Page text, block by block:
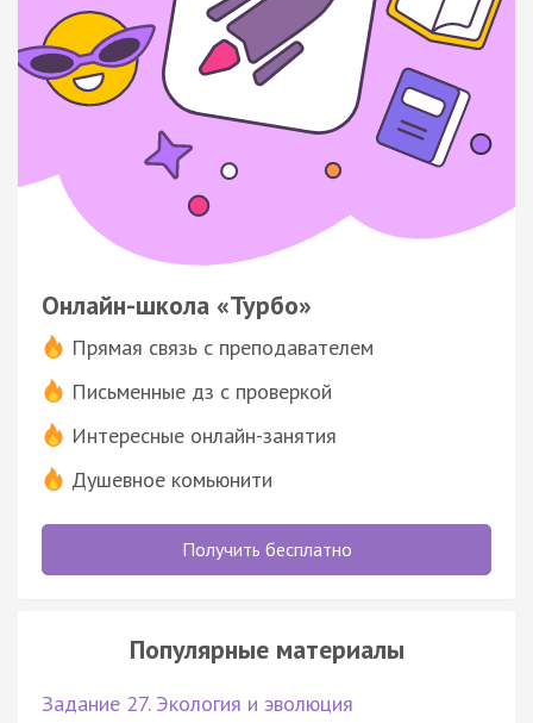
Онлайн-школа «Турбо»
Прямая связь с преподавателем
Письменные дз с проверкой
Интересные онлайн-занятия
Душевное комьюнити
Получить бесплатно
Популярные материалы
Задание 27. Экология и эволюция